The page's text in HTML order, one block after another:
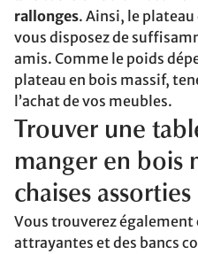
rallonges. Ainsi, le
vous disposez de
amis. Comme le poids
plateau en bois massif,
l’achat de vos meubles.
Trouver une
manger en bois
chaises assorties
Vous trouverez également
attrayantes et des bancs